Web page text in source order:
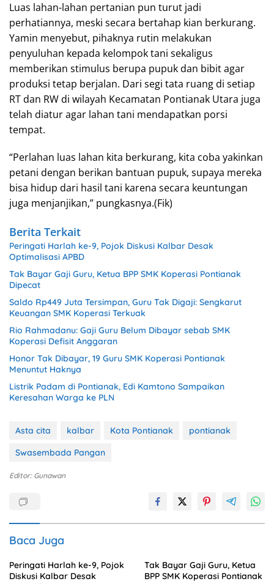
Luas lahan-lahan pertanian pun turut jadi
perhatiannya, meski secara bertahap kian berkurang.
Yamin menyebut, pihaknya rutin melakukan
penyuluhan kepada kelompok tani sekaligus
memberikan stimulus berupa pupuk dan bibit agar
produksi tetap berjalan. Dari segi tata ruang di setiap
RT dan RW di wilayah Kecamatan Pontianak Utara juga
telah diatur agar lahan tani mendapatkan porsi
tempat.
“Perlahan luas lahan kita berkurang, kita coba yakinkan
petani dengan berikan bantuan pupuk, supaya mereka
bisa hidup dari hasil tani karena secara keuntungan
juga menjanjikan,” pungkasnya.(Fik)
Berita Terkait
Peringati Harlah ke-9, Pojok Diskusi Kalbar Desak
Optimalisasi APBD
Tak Bayar Gaji Guru, Ketua BPP SMK Koperasi Pontianak
Dipecat
Saldo Rp449 Juta Tersimpan, Guru Tak Digaji: Sengkarut
Keuangan SMK Koperasi Terkuak
Rio Rahmadanu: Gaji Guru Belum Dibayar sebab SMK
Koperasi Defisit Anggaran
Honor Tak Dibayar, 19 Guru SMK Koperasi Pontianak
Menuntut Haknya
Listrik Padam di Pontianak, Edi Kamtono Sampaikan
Keresahan Warga ke PLN
Asta cita kalbar Kota Pontianak
pontianak
Swasembada Pangan
Editor: Gunawan
Baca Juga
Peringati Harlah ke-9, Pojok
Diskusi Kalbar Desak
Tak Bayar Gaji Guru, Ketua
BPP SMK Koperasi Pontianak